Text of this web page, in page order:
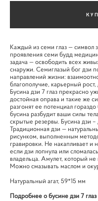
Каждый из семи глаз — символ
проявления семи будд
задача — освободить всех
снаружи. Семиглазый бог дзи
направлений жизни:
благополучие, карьерный
Бусина дзи 7 глаз прекрасно
достойная оправа и такие же
разгонят ее потенциал
бусина разбудит ваши силы
скрытые резервы. Бусина дзи
Традиционная дзи —
рисунком, выполненным
гравировки. Не накапливает и
если дзи лопнула или
владельца. Амулет, который
Можно смазывать маслом и
Натуральный агат, 59*15 мм
Подробнее о бусине дзи 7 глаз